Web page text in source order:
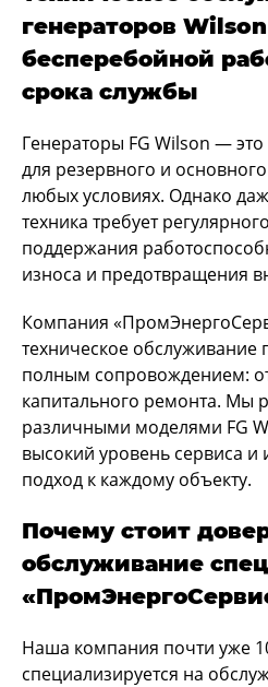
генераторов
бесперебойной
срока службы
Генераторы FG Wilson —
для резервного и
любых условиях. Однако
техника требует
поддержания
износа и предотвращения
Компания
техническое обслуживание
полным сопровождением:
капитального ремонта. Мы
различными моделями FG
высокий уровень сервиса
подход к каждому объекту.
Почему стоит
обслуживание
Наша компания почти уже
специализируется на